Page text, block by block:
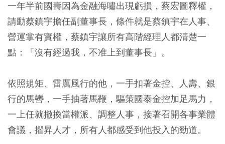
一年半前國壽因為金融海嘯出現虧損，蔡宏圖釋權，
請動蔡鎮宇擔任副董事長，條件就是蔡鎮宇在人事、
營運掌有實權，蔡鎮宇讓所有高階經理人都清楚一
點：「沒有經過我，不准上到董事長」。
依照規矩、雷厲風行的他，一手扣著金控、人壽、銀
行的馬轡，一手抽著馬鞭，驅策國泰金控加足馬力，
一上任就撤換當權派、調整人事，接著召開各事業體
會議，擢昇人才，所有人都感受到他投入的勁道。